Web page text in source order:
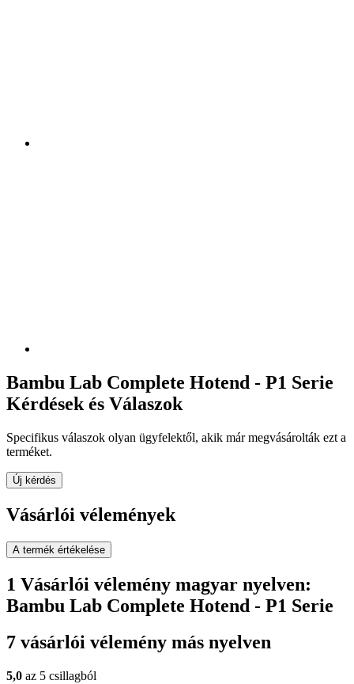
Bambu Lab Complete Hotend - P1 Serie
Kérdések és Válaszok
Specifikus válaszok olyan ügyfelektől, akik már megvásárolták ezt a
terméket.
Új kérdés
Vásárlói vélemények
A termék értékelése
1 Vásárlói vélemény magyar nyelven:
Bambu Lab Complete Hotend - P1 Serie
7 vásárlói vélemény más nyelven
5,0 az 5 csillagból